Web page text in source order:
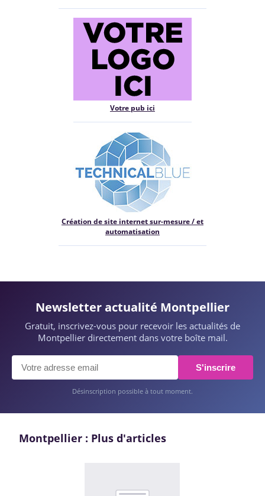
Votre pub ici
Création de site internet sur-mesure / et
automatisation
Newsletter actualité Montpellier
Gratuit, inscrivez-vous pour recevoir les actualités de
Montpellier directement dans votre boîte mail.
S'inscrire
Désinscription possible à tout moment.
Montpellier : Plus d'articles